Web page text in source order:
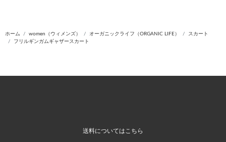
ホーム women（ウィメンズ） オーガニックライフ（ORGANIC LIFE）
スカート
フリルギンガムギャザースカート
送料についてはこちら